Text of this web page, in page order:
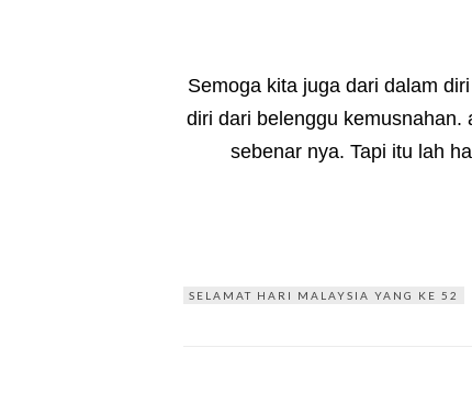
Semoga kita juga dari dalam
diri dari belenggu kemusnahan.
sebenar nya. Tapi itu lah
SELAMAT HARI MALAYSIA YANG KE 52